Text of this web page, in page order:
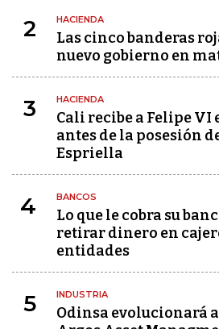
2 HACIENDA
Las cinco banderas
nuevo gobierno en
3 HACIENDA
Cali recibe a Felipe
antes de la posesión
Espriella
4 BANCOS
Lo que le cobra su
retirar dinero en
entidades
5 INDUSTRIA
Odinsa evolucionará